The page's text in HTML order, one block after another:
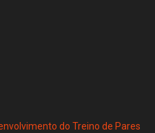
do Treino de Pares